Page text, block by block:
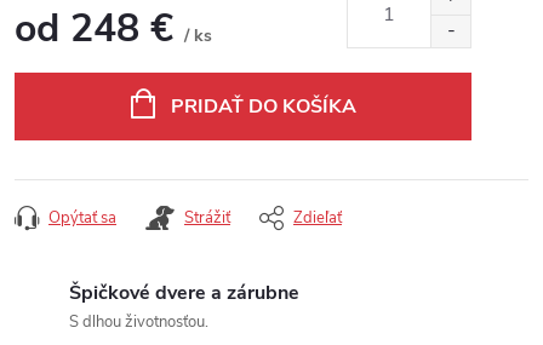
od 248 € / ks
PRIDAŤ DO KOŠÍKA
Opýtať sa Strážiť Zdieľať
Špičkové dvere a zárubne
S dlhou životnosťou.